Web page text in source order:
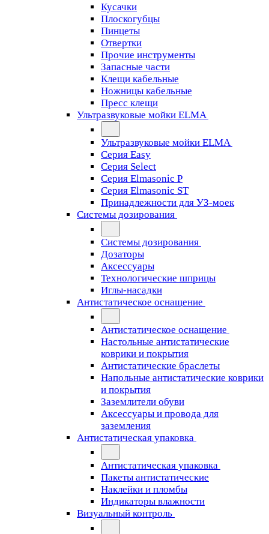
Кусачки
Плоскогубцы
Пинцеты
Отвертки
Прочие инструменты
Запасные части
Клещи кабельные
Ножницы кабельные
Пресс клещи
Ультразвуковые мойки ELMA
Ультразвуковые мойки ELMA
Серия Easy
Серия Select
Серия Elmasonic P
Серия Elmasonic ST
Принадлежности для УЗ-моек
Системы дозирования
Системы дозирования
Дозаторы
Аксессуары
Технологические шприцы
Иглы-насадки
Антистатическое оснащение
Антистатическое оснащение
Настольные антистатические
коврики и покрытия
Антистатические браслеты
Напольные антистатические коврики
и покрытия
Заземлители обуви
Аксессуары и провода для
заземления
Антистатическая упаковка
Антистатическая упаковка
Пакеты антистатические
Наклейки и пломбы
Индикаторы влажности
Визуальный контроль